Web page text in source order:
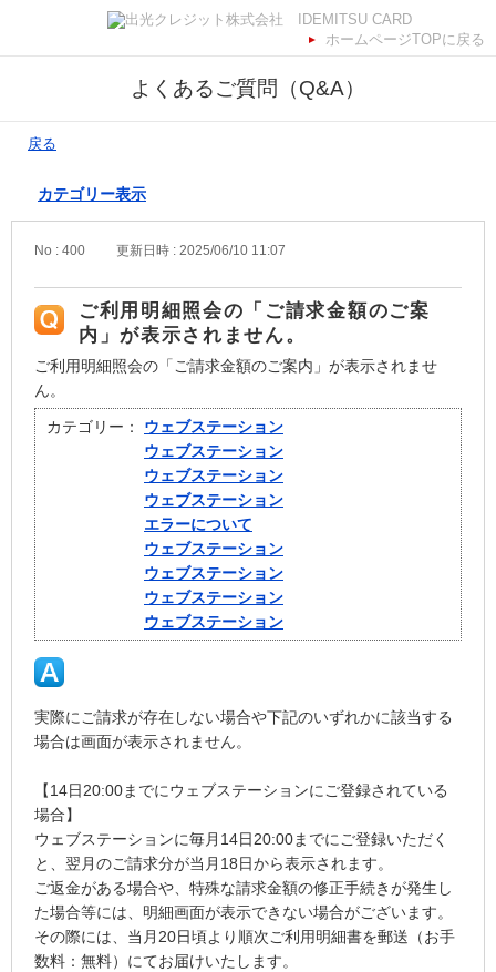
ホームページTOPに戻る
よくあるご質問（Q&A）
戻る
カテゴリー表示
No : 400 更新日時 : 2025/06/10 11:07
ご利用明細照会の「ご請求金額のご案
内」が表示されません。
ご利用明細照会の「ご請求金額のご案内」が表示されませ
ん。
カテゴリー：
ウェブステーション
ウェブステーション
ウェブステーション
ウェブステーション
エラーについて
ウェブステーション
ウェブステーション
ウェブステーション
ウェブステーション
実際にご請求が存在しない場合や下記のいずれかに該当する
場合は画面が表示されません。
【14日20:00までにウェブステーションにご登録されている
場合】
ウェブステーションに毎月14日20:00までにご登録いただく
と、翌月のご請求分が当月18日から表示されます。
ご返金がある場合や、特殊な請求金額の修正手続きが発生し
た場合等には、明細画面が表示できない場合がございます。
その際には、当月20日頃より順次ご利用明細書を郵送（お手
数料：無料）にてお届けいたします。